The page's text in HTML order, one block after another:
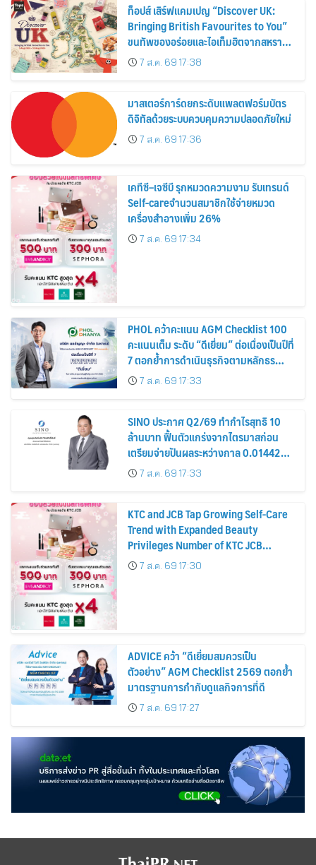
ท็อปส์ เสิร์ฟแคมเปญ “Discover UK:
Bringing British Favourites to You”
ขนทัพของอร่อยและไอเท็มฮิตจากสหราช
อาณาจักร ส่งตรงถึงมือตั้งแต่วันนี้ – 18
สิงหาคมนี้
7 ส.ค. 69 17:38
มาสเตอร์การ์ดยกระดับแพลตฟอร์มบัตร
ดิจิทัลด้วยระบบควบคุมความปลอดภัยใหม่
7 ส.ค. 69 17:36
เคทีซี–เจซีบี รุกหมวดความงาม รับเทรนด์
Self-careจำนวนสมาชิกใช้จ่ายหมวด
เครื่องสำอางเพิ่ม 26%
7 ส.ค. 69 17:34
PHOL คว้าคะแนน AGM Checklist 100
คะแนนเต็ม ระดับ “ดีเยี่ยม” ต่อเนื่องเป็นปีที่
7 ตอกย้ำการดำเนินธุรกิจตามหลักธร
รมาภิบาล โปร่งใส สร้างความเชื่อมั่นผู้ถือ
หุ้น
7 ส.ค. 69 17:33
SINO ประกาศ Q2/69 ทำกำไรสุทธิ 10
ล้านบาท ฟื้นตัวแกร่งจากไตรมาสก่อน
เตรียมจ่ายปันผลระหว่างกาล 0.014423
บาทต่อหุ้น ครึ่งปีหลังมุ่งเติบโตต่อเนื่อง
7 ส.ค. 69 17:33
KTC and JCB Tap Growing Self-Care
Trend with Expanded Beauty
Privileges Number of KTC JCB
Cardmembers Spending on
Cosmetics Rises 26%
7 ส.ค. 69 17:30
ADVICE คว้า “ดีเยี่ยมสมควรเป็น
ตัวอย่าง” AGM Checklist 2569 ตอกย้ำ
มาตรฐานการกำกับดูแลกิจการที่ดี
7 ส.ค. 69 17:27